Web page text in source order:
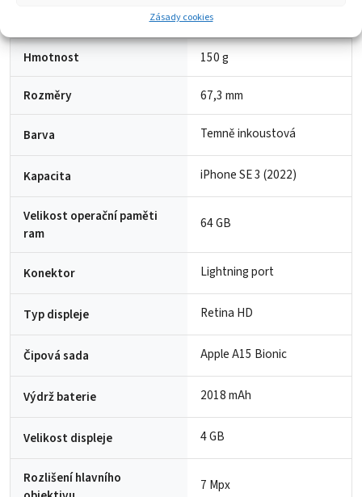
Zásady cookies
Hmotnost 150 g
Rozměry 67,3 mm
Barva Temně inkoustová
Kapacita iPhone SE 3 (2022)
Velikost operační paměti
ram
64 GB
Konektor Lightning port
Typ displeje Retina HD
Čipová sada Apple A15 Bionic
Výdrž baterie 2018 mAh
Velikost displeje 4 GB
Rozlišení hlavního
7 Mpx